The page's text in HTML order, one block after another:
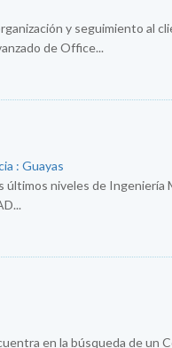
y seguimiento al
de Office...
: Guayas
niveles de Ingeniería
en la búsqueda de un